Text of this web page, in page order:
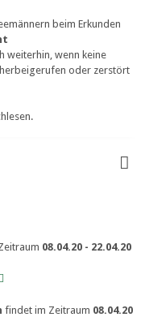
beim Erkunden
weiterhin, wenn keine
oder zerstört
08.04.20 - 22.04.20
findet im Zeitraum 08.04.20